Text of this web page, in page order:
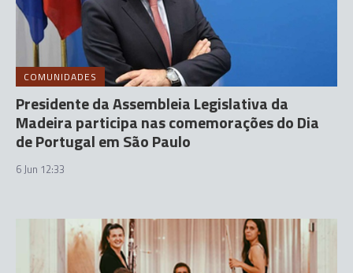
COMUNIDADES
Presidente da Assembleia Legislativa da
Madeira participa nas comemorações do Dia
de Portugal em São Paulo
6 Jun 12:33